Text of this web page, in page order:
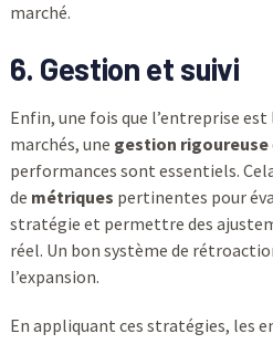
marché.
6. Gestion et suivi
Enfin, une fois que l’entreprise est
marchés, une gestion rigoureuse
performances sont essentiels.
de métriques pertinentes pour
stratégie et permettre des
réel. Un bon système de
l’expansion.
En appliquant ces stratégies, les